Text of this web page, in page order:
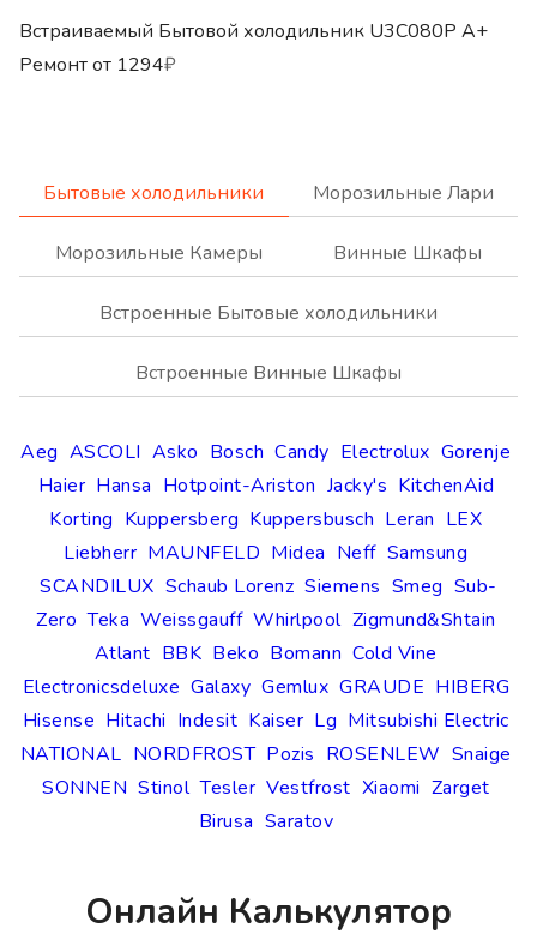
Встраиваемый Бытовой холодильник U3C080P A+
Ремонт от 1294₽
Бытовые холодильники
Aeg ASCOLI Asko Bosch Candy Electrolux Gorenje
Haier Hansa Hotpoint-Ariston Jacky's KitchenAid
Korting Kuppersberg Kuppersbusch Leran LEX
Liebherr MAUNFELD Midea Neff Samsung
SCANDILUX Schaub Lorenz Siemens Smeg Sub-
Zero Teka Weissgauff Whirlpool Zigmund&Shtain
Atlant BBK Beko Bomann Cold Vine
Electronicsdeluxe Galaxy Gemlux GRAUDE HIBERG
Hisense Hitachi Indesit Kaiser Lg Mitsubishi Electric
NATIONAL NORDFROST Pozis ROSENLEW Snaige
SONNEN Stinol Tesler Vestfrost Xiaomi Zarget
Birusa Saratov
Морозильные Лари
Морозильные Камеры Винные Шкафы
Встроенные Бытовые холодильники
Встроенные Винные Шкафы
Онлайн Калькулятор